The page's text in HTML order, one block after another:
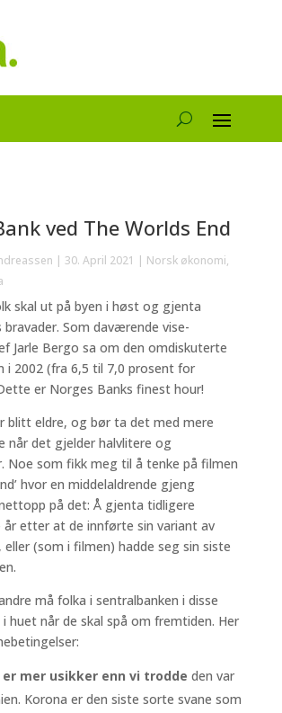
ved The Worlds End
| 30. April 2021 | Norsk økonomi,
skal ut på byen i høst og gjenta
Som daværende vise-
Jarle Bergo sa om den omdiskuterte
i 2002 (fra 6,5 til 7,0 prosent for
er Norges Banks finest hour!
blitt eldre, og bør ta det med mere
når det gjelder halvlitere og
Noe som fikk meg til å tenke på filmen
hvor en middelaldrende gjeng
på det: Å gjenta tidligere
etter at de innførte sin variant av
(som i filmen) hadde seg sin siste
må folka i sentralbanken i disse
huet når de skal spå om fremtiden. Her
mer usikker enn vi trodde den var
Korona er den siste sorte svane som